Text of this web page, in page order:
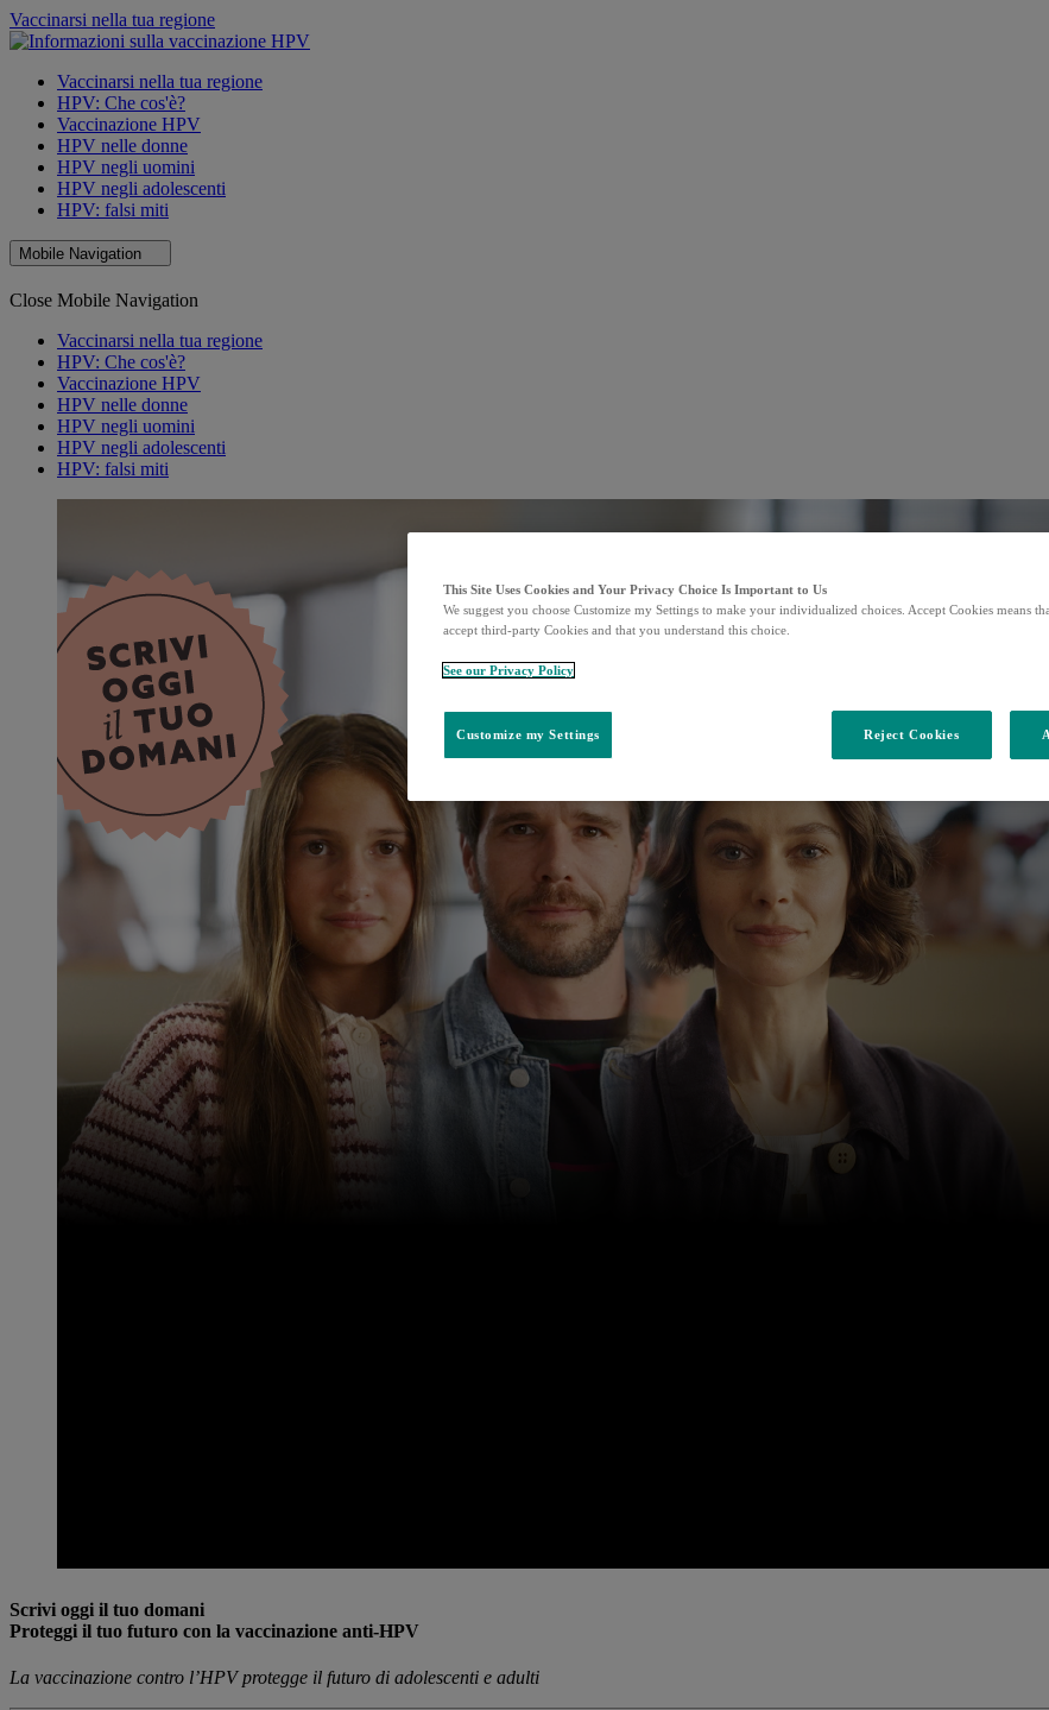
Vaccinarsi nella tua regione
Vaccinarsi nella tua regione
HPV: Che cos'è?
Vaccinazione HPV
HPV nelle donne
HPV negli uomini
HPV negli adolescenti
HPV: falsi miti
Mobile Navigation
Close Mobile Navigation
Vaccinarsi nella tua regione
HPV: Che cos'è?
Vaccinazione HPV
HPV nelle donne
HPV negli uomini
HPV negli adolescenti
HPV: falsi miti
Scrivi oggi il tuo domani
Proteggi il tuo futuro con la vaccinazione anti-HPV
La vaccinazione contro l’HPV​ protegge il futuro di adolescenti e adulti
This Site Uses Cookies and Your Privacy Choice Is Important to Us
We suggest you choose Customize my Settings to make your individualized choices. Accept Cookies means
accept third-party Cookies and that you understand this choice.
See our Privacy Policy
Customize my Settings Reject Cookies